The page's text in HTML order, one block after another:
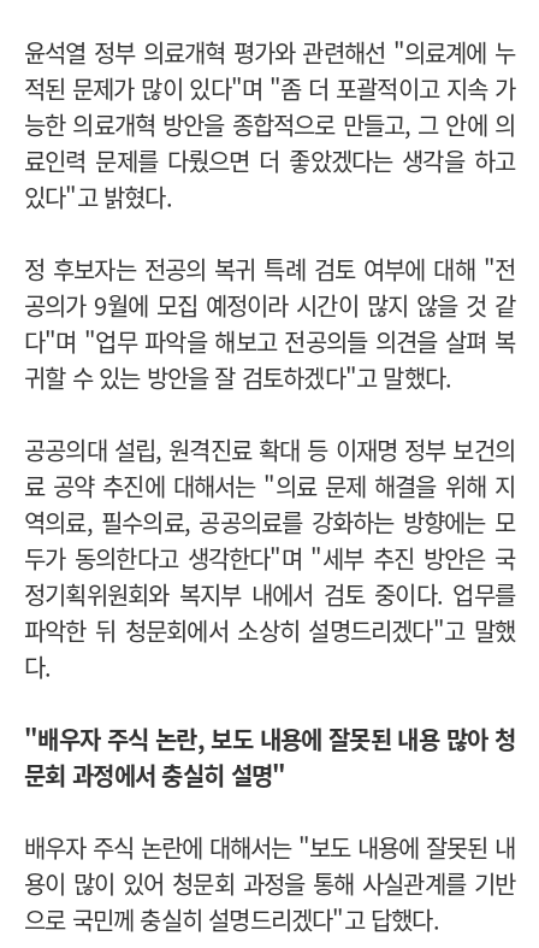
윤석열 정부 의료개혁 평가와 관련해선 "의료계에 누
적된 문제가 많이 있다"며 "좀 더 포괄적이고 지속 가
능한 의료개혁 방안을 종합적으로 만들고, 그 안에 의
료인력 문제를 다뤘으면 더 좋았겠다는 생각을 하고
있다"고 밝혔다.
정 후보자는 전공의 복귀 특례 검토 여부에 대해 "전
공의가 9월에 모집 예정이라 시간이 많지 않을 것 같
다"며 "업무 파악을 해보고 전공의들 의견을 살펴 복
귀할 수 있는 방안을 잘 검토하겠다"고 말했다.
공공의대 설립, 원격진료 확대 등 이재명 정부 보건의
료 공약 추진에 대해서는 "의료 문제 해결을 위해 지
역의료, 필수의료, 공공의료를 강화하는 방향에는 모
두가 동의한다고 생각한다"며 "세부 추진 방안은 국
정기획위원회와 복지부 내에서 검토 중이다. 업무를
파악한 뒤 청문회에서 소상히 설명드리겠다"고 말했
다.
"배우자 주식 논란, 보도 내용에 잘못된 내용 많아 청
문회 과정에서 충실히 설명"
배우자 주식 논란에 대해서는 "보도 내용에 잘못된 내
용이 많이 있어 청문회 과정을 통해 사실관계를 기반
으로 국민께 충실히 설명드리겠다"고 답했다.